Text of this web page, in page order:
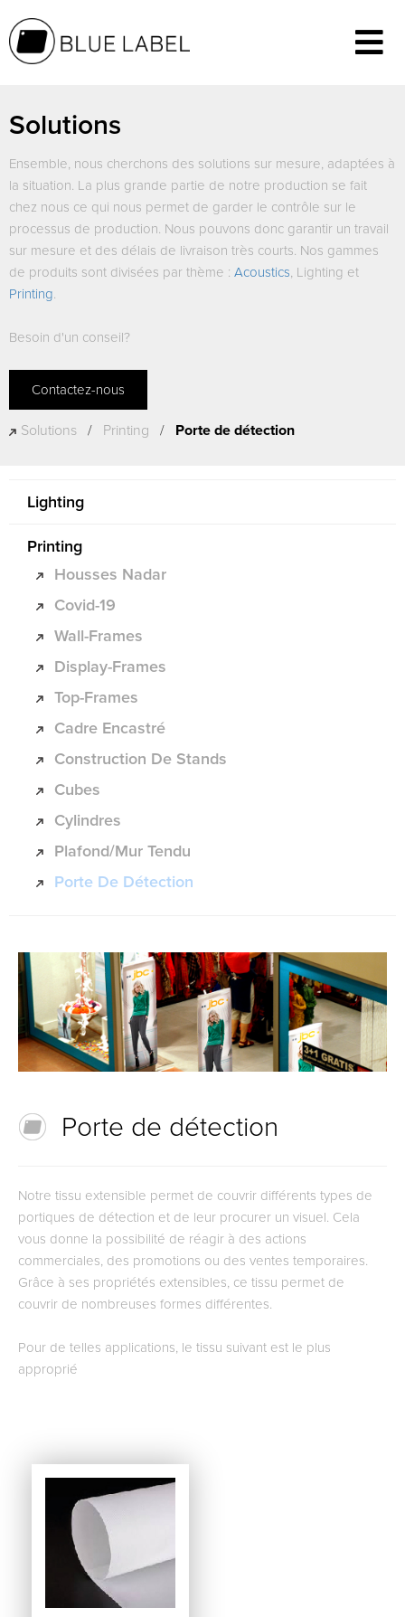
Solutions
Ensemble, nous cherchons des solutions sur mesure, adaptées à
la situation. La plus grande partie de notre production se fait
chez nous ce qui nous permet de garder le contrôle sur le
processus de production. Nous pouvons donc garantir un travail
sur mesure et des délais de livraison très courts. Nos gammes
de produits sont divisées par thème : Acoustics, Lighting et
Printing.
Besoin d'un conseil?
Contactez-nous
Solutions / Printing / Porte de détection
Lighting
Printing
Housses Nadar
Covid-19
Wall-Frames
Display-Frames
Top-Frames
Cadre Encastré
Construction De Stands
Cubes
Cylindres
Plafond/mur Tendu
Porte De Détection
Porte de détection
Notre tissu extensible permet de couvrir différents types de
portiques de détection et de leur procurer un visuel. Cela
vous donne la possibilité de réagir à des actions
commerciales, des promotions ou des ventes temporaires.
Grâce à ses propriétés extensibles, ce tissu permet de
couvrir de nombreuses formes différentes.
Pour de telles applications, le tissu suivant est le plus
approprié